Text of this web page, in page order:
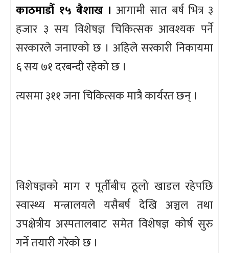
काठमाडौँ १५ बैशाख । आगामी सात बर्ष भित्र ३
हजार ३ सय विशेषज्ञ चिकित्सक आवश्यक पर्ने
सरकारले जनाएको छ । अहिले सरकारी निकायमा
६ सय ७१ दरबन्दी रहेको छ ।
त्यसमा ३११ जना चिकित्सक मात्रै कार्यरत छन् ।
विशेषज्ञको माग र पूर्तीबीच ठूलो खाडल रहेपछि
स्वास्थ्य मन्त्रालयले यसैबर्ष देखि अञ्चल तथा
उपक्षेत्रीय अस्पतालबाट समेत विशेषज्ञ कोर्ष सुरु
गर्ने तयारी गरेको छ ।